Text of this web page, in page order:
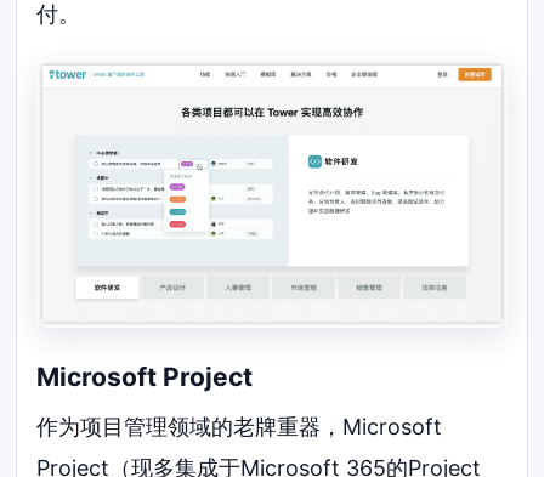
付。
Microsoft Project
作为项目管理领域的老牌重器，Microsoft
Project（现多集成于Microsoft 365的Project